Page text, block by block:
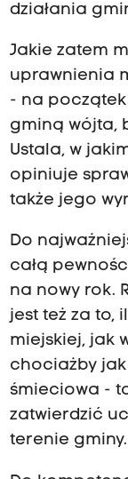
działania
Jakie zatem
uprawnienia
- na
gminą wójta,
Ustala, w
opiniuje
także jego
Do
całą
na nowy rok.
jest też za to,
miejskiej, jak
chociażby jak
śmieciowa -
zatwierdzić
terenie